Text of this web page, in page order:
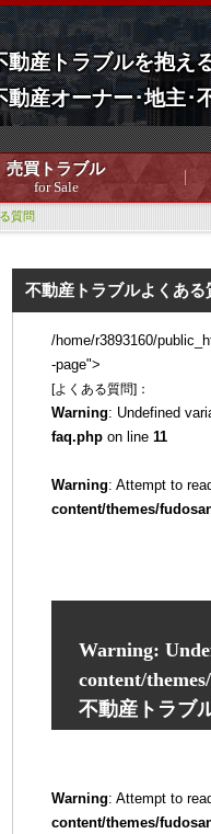
動産トラブルを抱え
動産オーナー･地主･
売買トラブル
for Sale
質問
不動産トラブルよくある
/home/r3893160/
-page">
[よくある質問]：
Warning: Undefined
faq.php on line 11
Warning: Attempt to
content/themes/
Warning:
content/
不動産トラブ
Warning: Attempt to
content/themes/